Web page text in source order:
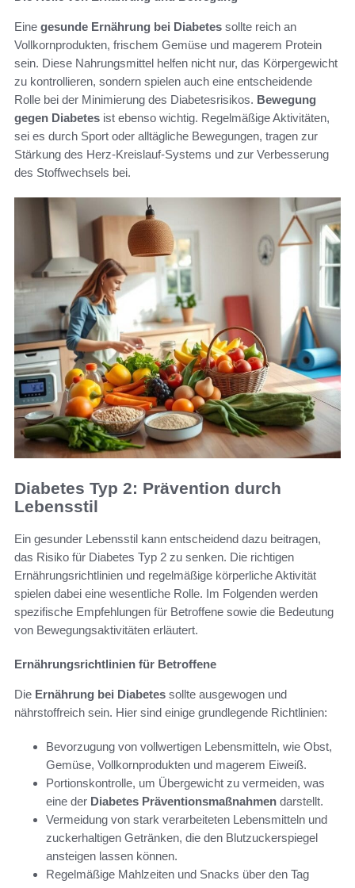
Eine gesunde Ernährung bei Diabetes sollte reich an
Vollkornprodukten, frischem Gemüse und magerem Protein
sein. Diese Nahrungsmittel helfen nicht nur, das Körpergewicht
zu kontrollieren, sondern spielen auch eine entscheidende
Rolle bei der Minimierung des Diabetesrisikos. Bewegung
gegen Diabetes ist ebenso wichtig. Regelmäßige Aktivitäten,
sei es durch Sport oder alltägliche Bewegungen, tragen zur
Stärkung des Herz-Kreislauf-Systems und zur Verbesserung
des Stoffwechsels bei.
Diabetes Typ 2: Prävention durch
Lebensstil
Ein gesunder Lebensstil kann entscheidend dazu beitragen,
das Risiko für Diabetes Typ 2 zu senken. Die richtigen
Ernährungsrichtlinien und regelmäßige körperliche Aktivität
spielen dabei eine wesentliche Rolle. Im Folgenden werden
spezifische Empfehlungen für Betroffene sowie die Bedeutung
von Bewegungsaktivitäten erläutert.
Ernährungsrichtlinien für Betroffene
Die Ernährung bei Diabetes sollte ausgewogen und
nährstoffreich sein. Hier sind einige grundlegende Richtlinien:
Bevorzugung von vollwertigen Lebensmitteln, wie Obst,
Gemüse, Vollkornprodukten und magerem Eiweiß.
Portionskontrolle, um Übergewicht zu vermeiden, was
eine der Diabetes Präventionsmaßnahmen darstellt.
Vermeidung von stark verarbeiteten Lebensmitteln und
zuckerhaltigen Getränken, die den Blutzuckerspiegel
ansteigen lassen können.
Regelmäßige Mahlzeiten und Snacks über den Tag